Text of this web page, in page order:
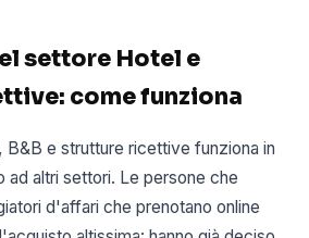
settore Hotel e
come funziona
B&B e strutture ricettive funziona in
altri settori. Le persone che
d'affari che prenotano online